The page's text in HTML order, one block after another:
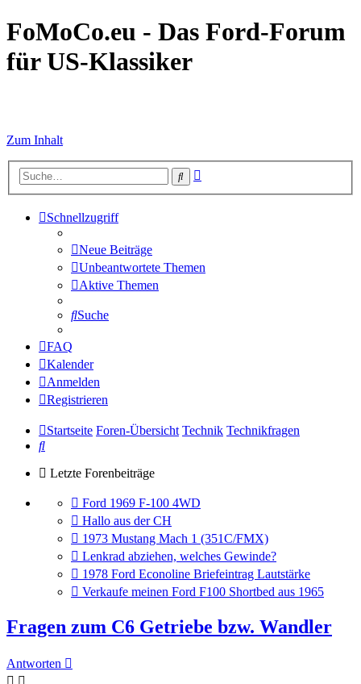
FoMoCo.eu - Das Ford-Forum
für US-Klassiker
Zum Inhalt
Suche
Schnellzugriff
Neue Beiträge
Unbeantwortete Themen
Aktive Themen
Suche
FAQ
Kalender
Anmelden
Registrieren
Startseite Foren-Übersicht Technik Technikfragen
Suche
Letzte Forenbeiträge
Gehe
zum
letzten
Beitrag
Ford 1969 F-100 4WD
Gehe
zum
letzten
Beitrag
Hallo aus der CH
Gehe
zum
letzten
Beitrag
1973 Mustang Mach 1 (351C/FMX)
Gehe
zum
letzten
Beitrag
Lenkrad abziehen, welches Gewinde?
Gehe
zum
letzten
1978 Ford Econoline Briefeintrag Lautstärke
Gehe
Beitrag
Verkaufe meinen Ford F100 Shortbed aus 1965
Fragen zum C6 Getriebe bzw. Wandler
Antworten